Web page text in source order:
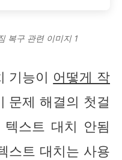
복구 관련 이미지 1
기능이 어떻게 작
문제 해결의 첫걸
스트 대치 안됨
스트 대치는 사용